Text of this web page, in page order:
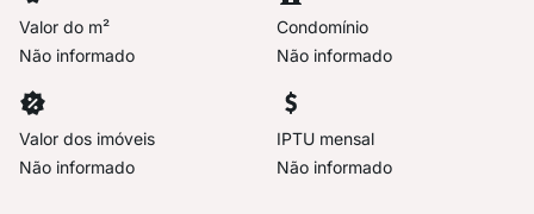
Valor do m²
Não informado
Condomínio
Não informado
Valor dos imóveis
Não informado
IPTU mensal
Não informado